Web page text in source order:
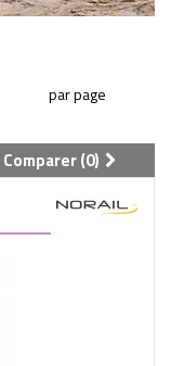
Comparer (0)